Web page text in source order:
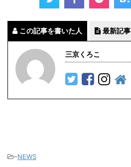
この記事を書いた人 最新記事
三京くろこ
-NEWS